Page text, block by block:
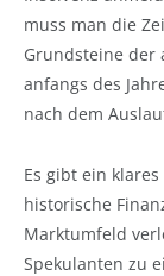
muss man die
Grundsteine der
anfangs des
nach dem
Es gibt ein
historische
Marktumfeld
Spekulanten zu